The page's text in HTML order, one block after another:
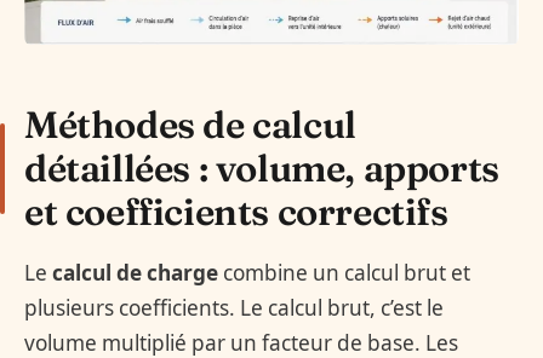
Méthodes de calcul
détaillées : volume, apports
et coefficients correctifs
Le calcul de charge combine un calcul brut et
plusieurs coefficients. Le calcul brut, c’est le
volume multiplié par un facteur de base. Les